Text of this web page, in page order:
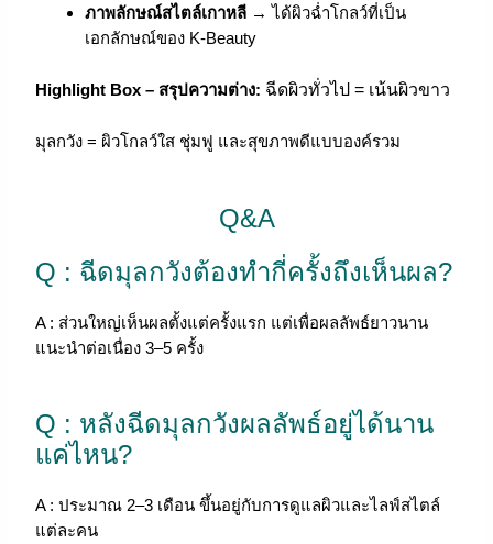
ภาพลักษณ์สไตล์เกาหลี → ได้ผิวฉ่ำโกลว์ที่เป็น
เอกลักษณ์ของ K-Beauty
Highlight Box – สรุปความต่าง: ฉีดผิวทั่วไป = เน้นผิวขาว
มุลกวัง = ผิวโกลว์ใส ชุ่มฟู และสุขภาพดีแบบองค์รวม
Q&A
Q : ฉีดมุลกวังต้องทำกี่ครั้งถึงเห็นผล?
A : ส่วนใหญ่เห็นผลตั้งแต่ครั้งแรก แต่เพื่อผลลัพธ์ยาวนาน
แนะนำต่อเนื่อง 3–5 ครั้ง
Q : หลังฉีดมุลกวังผลลัพธ์อยู่ได้นาน
แค่ไหน?
A : ประมาณ 2–3 เดือน ขึ้นอยู่กับการดูแลผิวและไลฟ์สไตล์
แต่ละคน